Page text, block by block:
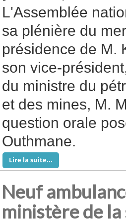
L'Assemblée
sa plénière du
présidence de M.
son vice-
du ministre du
et des mines, M.
question orale
Outhmane.
Lire la suite...
Neuf
ministère de la